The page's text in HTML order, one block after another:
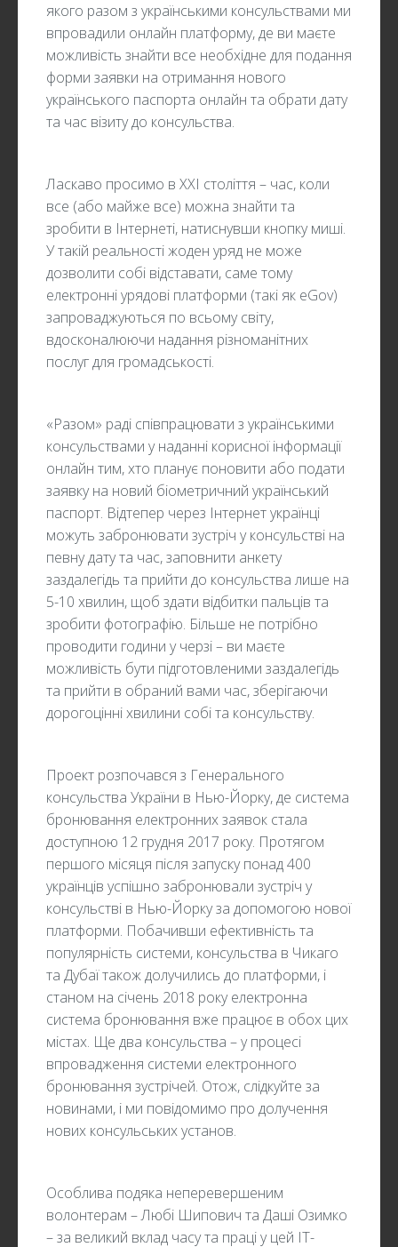
якого разом з українськими консульствами ми
впровадили онлайн платформу, де ви маєте
можливість знайти все необхідне для подання
форми заявки на отримання нового
українського паспорта онлайн та обрати дату
та час візиту до консульства.
Ласкаво просимо в XXI століття – час, коли
все (або майже все) можна знайти та
зробити в Інтернеті, натиснувши кнопку миші.
У такій реальності жоден уряд не може
дозволити собі відставати, саме тому
електронні урядові платформи (такі як eGov)
запроваджуються по всьому світу,
вдосконалюючи надання різноманітних
послуг для громадськості.
«Разом» раді співпрацювати з українськими
консульствами у наданні корисної інформації
онлайн тим, хто планує поновити або подати
заявку на новий біометричний український
паспорт. Відтепер через Інтернет українці
можуть забронювати зустріч у консульстві на
певну дату та час, заповнити анкету
заздалегідь та прийти до консульства лише на
5-10 хвилин, щоб здати відбитки пальців та
зробити фотографію. Більше не потрібно
проводити години у черзі – ви маєте
можливість бути підготовленими заздалегідь
та прийти в обраний вами час, зберігаючи
дорогоцінні хвилини собі та консульству.
Проект розпочався з Генерального
консульства України в Нью-Йорку, де система
бронювання електронних заявок стала
доступною 12 грудня 2017 року. Протягом
першого місяця після запуску понад 400
українців успішно забронювали зустріч у
консульстві в Нью-Йорку за допомогою нової
платформи. Побачивши ефективність та
популярність системи, консульства в Чикаго
та Дубаї також долучились до платформи, і
станом на січень 2018 року електронна
система бронювання вже працює в обох цих
містах. Ще два консульства – у процесі
впровадження системи електронного
бронювання зустрічей. Отож, слідкуйте за
новинами, і ми повідомимо про долучення
нових консульських установ.
Особлива подяка неперевершеним
волонтерам – Любі Шипович та Даші Озимко
– за великий вклад часу та праці у цей ІТ-